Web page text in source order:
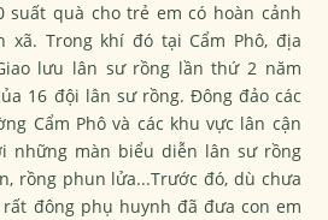
suất quà cho trẻ em có hoàn cảnh
xã. Trong khí đó tại Cẩm Phô, địa
lưu lân sư rồng lần thứ 2 năm
16 đội lân sư rồng. Đông đảo các
Cẩm Phô và các khu vực lân cận
những màn biểu diễn lân sư rồng
rồng phun lửa...Trước đó, dù chưa
đông phụ huynh đã đưa con em